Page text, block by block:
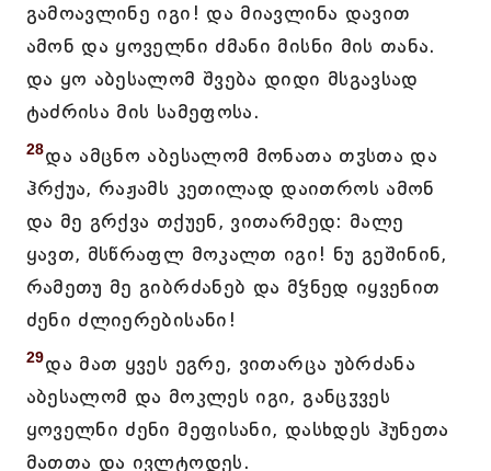
გამოავლინე იგი! და მიავლინა დავით
ამონ და ყოველნი ძმანი მისნი მის თანა.
და ყო აბესალომ შვება დიდი მსგავსად
ტაძრისა მის სამეფოსა.
28და ამცნო აბესალომ მონათა თჳსთა და
ჰრქუა, რაჟამს კეთილად დაითროს ამონ
და მე გრქვა თქუენ, ვითარმედ: მალე
ყავთ, მსწრაფლ მოკალთ იგი! ნუ გეშინინ,
რამეთუ მე გიბრძანებ და მჴნედ იყვენით
ძენი ძლიერებისანი!
29და მათ ყვეს ეგრე, ვითარცა უბრძანა
აბესალომ და მოკლეს იგი, განცჳვეს
ყოველნი ძენი მეფისანი, დასხდეს ჰუნეთა
მათთა და ივლტოდეს.